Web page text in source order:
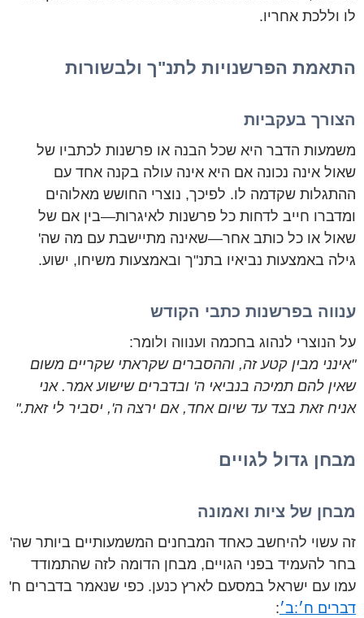
לו וללכת אחריו.
התאמת הפרשנויות לתנ"ך ולבשורות
הצורך בעקביות
משמעות הדבר היא שכל הבנה או פרשנות לכתביו של
שאול אינה נכונה אם היא אינה עולה בקנה אחד עם
ההתגלות שקדמה לו. לפיכך, נוצרי החושש מאלוהים
ומדברו חייב לדחות כל פרשנות לאיגרות—בין אם של
שאול או כל כותב אחר—שאינה מתיישבת עם מה שה'
גילה באמצעות נביאיו בתנ"ך ובאמצעות משיחו, ישוע.
ענווה בפרשנות כתבי הקודש
על הנוצרי לנהוג בחכמה וענווה ולומר:
"אינני מבין קטע זה, וההסברים שקראתי שקריים משום
שאין להם תמיכה בנביאי ה' ובדברים שישוע אמר. אני
אניח זאת בצד עד שיום אחד, אם ירצה ה', יסביר לי זאת."
מבחן גדול לגויים
מבחן של ציות ואמונה
זה עשוי להיחשב כאחד המבחנים המשמעותיים ביותר שה'
בחר להעמיד בפני הגויים, מבחן הדומה לזה שהתמודד
עמו עם ישראל במסעם לארץ כנען. כפי שנאמר בדברים ח'
דברים ח׳:ב׳: